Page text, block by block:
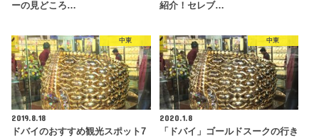
ーの見どころ…
紹介！セレブ…
中東
2019.8.18
ドバイのおすすめ観光スポット7
中東
2020.1.8
「ドバイ」ゴールドスークの行き